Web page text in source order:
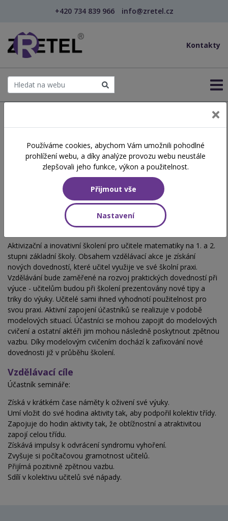
+420 734 839 966 info@zretel.cz
Kontakty
Aktivity do hodin
matematiky v kostce
Hodinová dotace
6 vyučovacích hodin
Aktivizační a inovativní školení pro učitele matematiky na 1. a 2.
stupni základní školy. Obsahem vzdělávací akce je získání
nových dovedností, které učitel využije ve své školní praxi.
Vzdělávání bude zaměřené na rozvoj praktických dovedností při
výuce - učitelům budou při školení prezentovány nové tipy a
triky do výuky. Učitelé sami ihned vyhodnotí použitelnost pro
svou praxi. Aktivní zapojení účastníků se realizuje v podobě
modelových situací. Účastníci se mohou zapojit do modelových
cvičení a ostatní aktéři jim mohou následně poskytnout zpětnou
vazbu. Díky modelovým cvičením dochází k zafixování nové
dovednosti již v průběhu školení.
Vzdělávací cíle
Účastník semináře:
Získá v krátkém čase náměty k oživení své výuky.
Umí vložit do své hodina aktivity tak, aby podpořil kolektiv třídy.
Zapojuje do hodin aktivity tak, že obtížnostní a atraktivitou
zapojí celou třídu.
Získává impulsy k odvrácení syndromu vyhoření.
Zvyšuje si počítačovou gramotnost učitelů.
Přijímá pozitivně zpětnou vazbu.
Sdílí v kolektivu učitelů své nápady.
Používáme cookies, abychom Vám umožnili pohodlné
prohlížení webu, a díky analýze provozu webu neustále
zlepšovali jeho funkce, výkon a použitelnost.
Přijmout vše
Nastavení